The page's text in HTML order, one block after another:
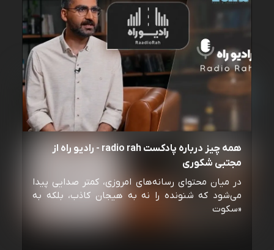
همه چیز درباره پادکست radio rah - رادیو راه از
مجتبی شکوری
در میان محتوای رسانه‌های امروزی، کمتر صدایی پیدا
می‌شود که شنونده را نه به هیجان کاذب، بلکه به
«سکوت